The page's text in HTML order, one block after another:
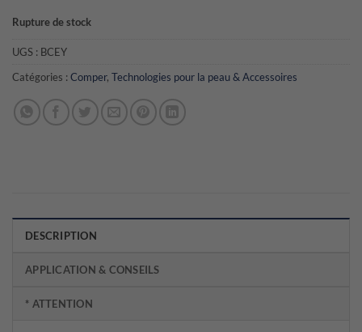
Rupture de stock
UGS : BCEY
Catégories : Comper, Technologies pour la peau & Accessoires
DESCRIPTION
APPLICATION & CONSEILS
* ATTENTION